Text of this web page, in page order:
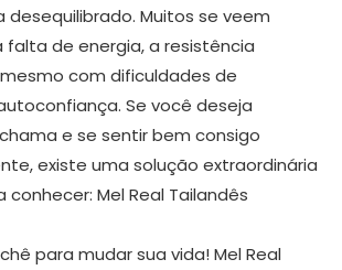
desequilibrado. Muitos se veem
de energia, a resistência
com dificuldades de
Se você deseja
e se sentir bem consigo
existe uma solução extraordinária
Mel Real Tailandês